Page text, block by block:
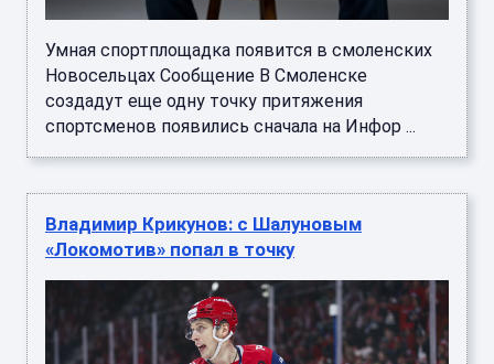
Умная спортплощадка появится в смоленских
Новосельцах Сообщение В Смоленске
создадут еще одну точку притяжения
спортсменов появились сначала на Инфор ...
Владимир Крикунов: с Шалуновым
«Локомотив» попал в точку